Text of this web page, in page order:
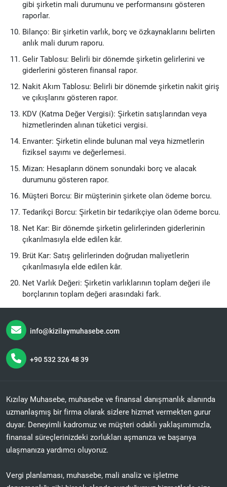
gibi şirketin mali durumunu ve performansını gösteren
raporlar.
Bilanço: Bir şirketin varlık, borç ve özkaynaklarını belirten
anlık mali durum raporu.
Gelir Tablosu: Belirli bir dönemde şirketin gelirlerini ve
giderlerini gösteren finansal rapor.
Nakit Akım Tablosu: Belirli bir dönemde şirketin nakit giriş
ve çıkışlarını gösteren rapor.
KDV (Katma Değer Vergisi): Şirketin satışlarından veya
hizmetlerinden alınan tüketici vergisi.
Envanter: Şirketin elinde bulunan mal veya hizmetlerin
fiziksel sayımı ve değerlemesi.
Mizan: Hesapların dönem sonundaki borç ve alacak
durumunu gösteren rapor.
Müşteri Borcu: Bir müşterinin şirkete olan ödeme borcu.
Tedarikçi Borcu: Şirketin bir tedarikçiye olan ödeme borcu.
Net Kar: Bir dönemde şirketin gelirlerinden giderlerinin
çıkarılmasıyla elde edilen kâr.
Brüt Kar: Satış gelirlerinden doğrudan maliyetlerin
çıkarılmasıyla elde edilen kâr.
Net Varlık Değeri: Şirketin varlıklarının toplam değeri ile
borçlarının toplam değeri arasındaki fark.
info@kizilaymuhasebe.com
+90 532 326 48 39
Kızılay Muhasebe, muhasebe ve finansal danışmanlık alanında
uzmanlaşmış bir firma olarak sizlere hizmet vermekten gurur
duyar. Deneyimli kadromuz ve müşteri odaklı yaklaşımımızla,
finansal süreçlerinizdeki zorlukları aşmanıza ve başarıya
ulaşmanıza yardımcı oluyoruz.
Vergi planlaması, muhasebe, mali analiz ve işletme